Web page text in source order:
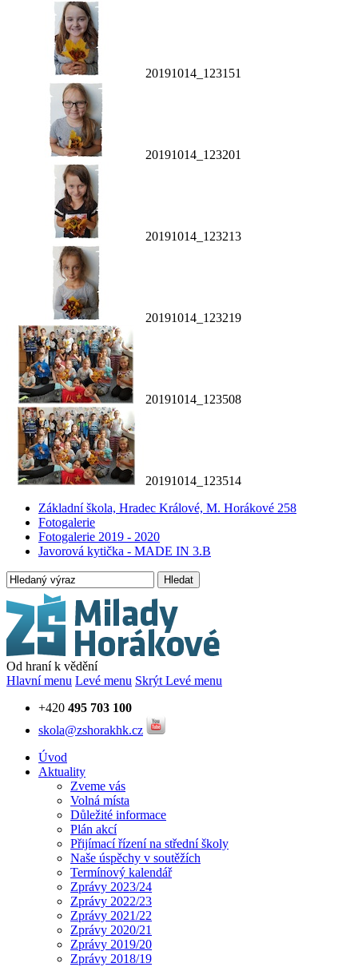
20191014_123151
20191014_123201
20191014_123213
20191014_123219
20191014_123508
20191014_123514
Základní škola, Hradec Králové, M. Horákové 258
Fotogalerie
Fotogalerie 2019 - 2020
Javorová kytička - MADE IN 3.B
Hledat
Od hraní k vědění
Hlavní menu Levé menu Skrýt Levé menu
+420 495 703 100
skola@zshorakhk.cz
Úvod
Aktuality
Zveme vás
Volná místa
Důležité informace
Plán akcí
Přijímací řízení na střední školy
Naše úspěchy v soutěžích
Termínový kalendář
Zprávy 2023/24
Zprávy 2022/23
Zprávy 2021/22
Zprávy 2020/21
Zprávy 2019/20
Zprávy 2018/19